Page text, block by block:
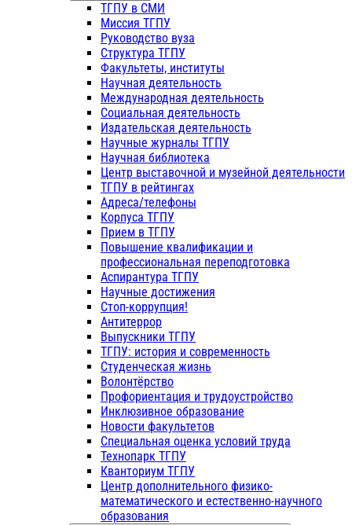
ТГПУ в СМИ
Миссия ТГПУ
Руководство вуза
Структура ТГПУ
Факультеты, институты
Научная деятельность
Международная деятельность
Социальная деятельность
Издательская деятельность
Научные журналы ТГПУ
Научная библиотека
Центр выставочной и музейной деятельности
ТГПУ в рейтингах
Адреса/телефоны
Корпуса ТГПУ
Прием в ТГПУ
Повышение квалификации и
профессиональная переподготовка
Аспирантура ТГПУ
Научные достижения
Стоп-коррупция!
Антитеррор
Выпускники ТГПУ
ТГПУ: история и современность
Студенческая жизнь
Волонтёрство
Профориентация и трудоустройство
Инклюзивное образование
Новости факультетов
Специальная оценка условий труда
Технопарк ТГПУ
Кванториум ТГПУ
Центр дополнительного физико-
математического и естественно-научного
образования